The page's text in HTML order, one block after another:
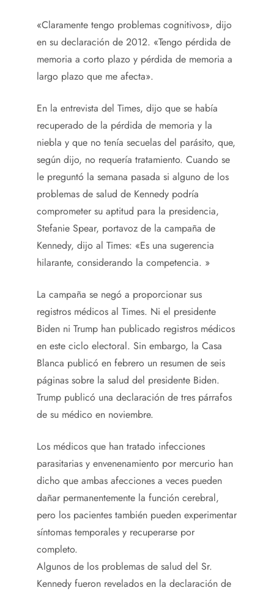
«Claramente tengo problemas cognitivos», dijo
en su declaración de 2012. «Tengo pérdida de
memoria a corto plazo y pérdida de memoria a
largo plazo que me afecta».
En la entrevista del Times, dijo que se había
recuperado de la pérdida de memoria y la
niebla y que no tenía secuelas del parásito, que,
según dijo, no requería tratamiento. Cuando se
le preguntó la semana pasada si alguno de los
problemas de salud de Kennedy podría
comprometer su aptitud para la presidencia,
Stefanie Spear, portavoz de la campaña de
Kennedy, dijo al Times: «Es una sugerencia
hilarante, considerando la competencia. »
La campaña se negó a proporcionar sus
registros médicos al Times. Ni el presidente
Biden ni Trump han publicado registros médicos
en este ciclo electoral. Sin embargo, la Casa
Blanca publicó en febrero un resumen de seis
páginas sobre la salud del presidente Biden.
Trump publicó una declaración de tres párrafos
de su médico en noviembre.
Los médicos que han tratado infecciones
parasitarias y envenenamiento por mercurio han
dicho que ambas afecciones a veces pueden
dañar permanentemente la función cerebral,
pero los pacientes también pueden experimentar
síntomas temporales y recuperarse por
completo.
Algunos de los problemas de salud del Sr.
Kennedy fueron revelados en la declaración de